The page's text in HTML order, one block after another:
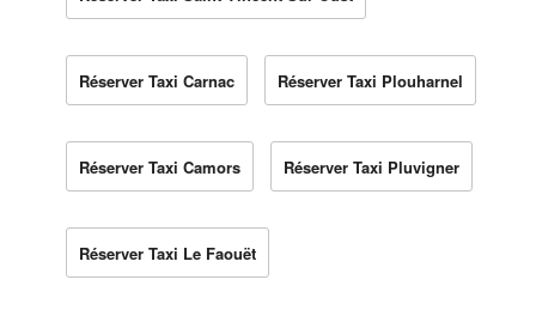
Réserver Taxi Carnac Réserver Taxi Plouharnel
Réserver Taxi Camors Réserver Taxi Pluvigner
Réserver Taxi Le Faouët